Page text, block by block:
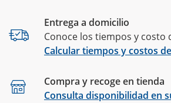
Entrega a domicilio
Conoce los tiempos y costo
Calcular tiempos y costos
Compra y recoge en tienda
Consulta disponibilidad en